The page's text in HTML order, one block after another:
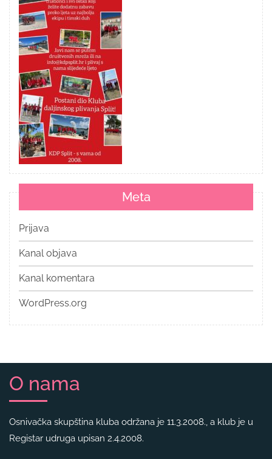
Meta
Prijava
Kanal objava
Kanal komentara
WordPress.org
O nama
Osnivačka skupština kluba održana je 11.3.2008., a klub je u
Registar udruga upisan 2.4.2008.